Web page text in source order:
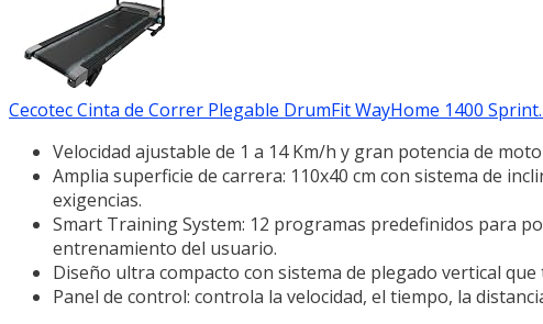
Cecotec Cinta de Correr Plegable DrumFit WayHome 1400 Sprint.
Velocidad ajustable de 1 a 14 Km/h y gran potencia de
Amplia superficie de carrera: 110x40 cm con sistema de
exigencias.
Smart Training System: 12 programas predefinidos para
entrenamiento del usuario.
Diseño ultra compacto con sistema de plegado vertical
Panel de control: controla la velocidad, el tiempo, la